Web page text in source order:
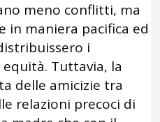
meno conflitti, ma
in maniera pacifica ed
i
Tuttavia, la
delle amicizie tra
relazioni precoci di